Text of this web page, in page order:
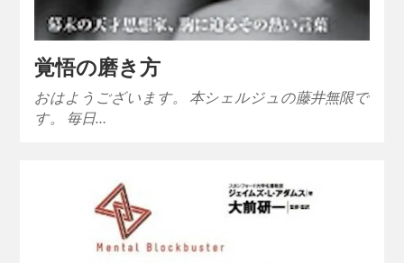
覚悟の磨き方
おはようございます。 本シェルジュの藤井無限で
す。 毎日…